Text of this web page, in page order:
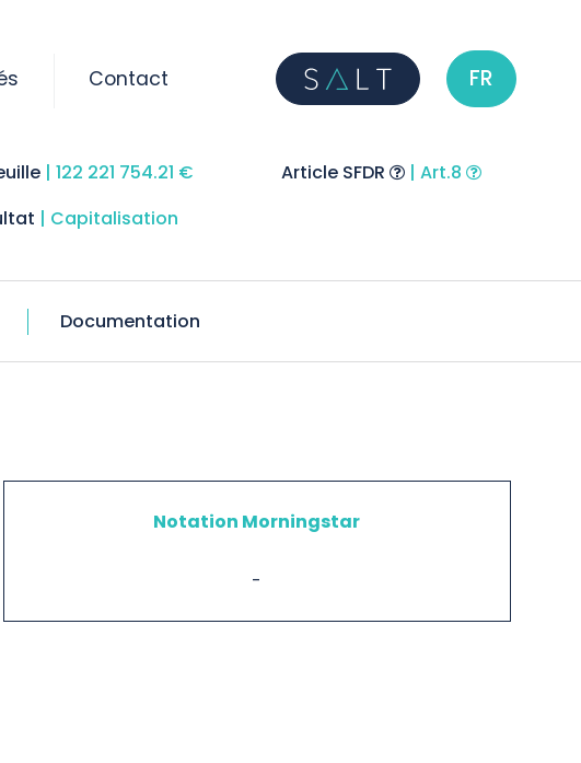
Contact FR
| 122 221 754.21 €
| Capitalisation
Article SFDR
| Art.8
Documentation
Notation Morningstar
-